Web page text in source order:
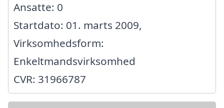
Ansatte: 0
Startdato: 01. marts 2009,
Virksomhedsform:
Enkeltmandsvirksomhed
CVR: 31966787